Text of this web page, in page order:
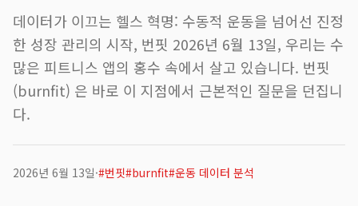
데이터가 이끄는 헬스 혁명: 수동적 운동을 넘어선 진정
한 성장 관리의 시작, 번핏 2026년 6월 13일, 우리는 수
많은 피트니스 앱의 홍수 속에서 살고 있습니다. 번핏
(burnfit) 은 바로 이 지점에서 근본적인 질문을 던집니
다.
2026년 6월 13일·#번핏#burnfit#운동 데이터 분석